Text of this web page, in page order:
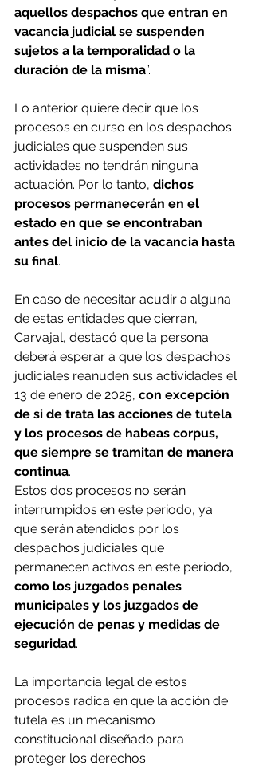
aquellos despachos que entran en
vacancia judicial se suspenden
sujetos a la temporalidad o la
duración de la misma”.
Lo anterior quiere decir que los
procesos en curso en los despachos
judiciales que suspenden sus
actividades no tendrán ninguna
actuación. Por lo tanto, dichos
procesos permanecerán en el
estado en que se encontraban
antes del inicio de la vacancia hasta
su final.
En caso de necesitar acudir a alguna
de estas entidades que cierran,
Carvajal, destacó que la persona
deberá esperar a que los despachos
judiciales reanuden sus actividades el
13 de enero de 2025, con excepción
de si de trata las acciones de tutela
y los procesos de habeas corpus,
que siempre se tramitan de manera
continua.
Estos dos procesos no serán
interrumpidos en este periodo, ya
que serán atendidos por los
despachos judiciales que
permanecen activos en este periodo,
como los juzgados penales
municipales y los juzgados de
ejecución de penas y medidas de
seguridad.
La importancia legal de estos
procesos radica en que la acción de
tutela es un mecanismo
constitucional diseñado para
proteger los derechos